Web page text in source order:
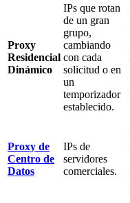
Proxy
Residencial
Dinámico
IPs que rotan
de un gran
grupo,
cambiando
con cada
solicitud o en
un
temporizador
establecido.
Proxy de
Centro de
Datos
IPs de
servidores
comerciales.